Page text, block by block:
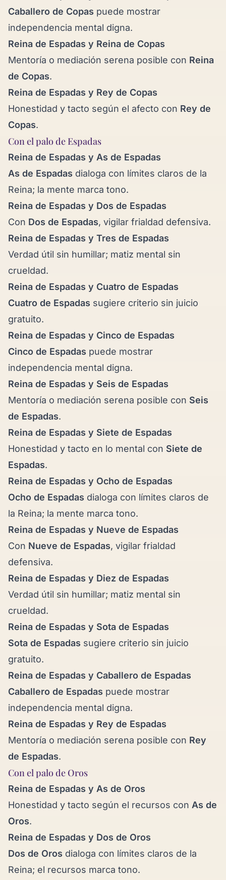
Caballero de Copas puede mostrar
independencia mental digna.
Reina de Espadas y Reina de Copas
Mentoría o mediación serena posible con Reina
de Copas.
Reina de Espadas y Rey de Copas
Honestidad y tacto según el afecto con Rey de
Copas.
Con el palo de Espadas
Reina de Espadas y As de Espadas
As de Espadas dialoga con límites claros de la
Reina; la mente marca tono.
Reina de Espadas y Dos de Espadas
Con Dos de Espadas, vigilar frialdad defensiva.
Reina de Espadas y Tres de Espadas
Verdad útil sin humillar; matiz mental sin
crueldad.
Reina de Espadas y Cuatro de Espadas
Cuatro de Espadas sugiere criterio sin juicio
gratuito.
Reina de Espadas y Cinco de Espadas
Cinco de Espadas puede mostrar
independencia mental digna.
Reina de Espadas y Seis de Espadas
Mentoría o mediación serena posible con Seis
de Espadas.
Reina de Espadas y Siete de Espadas
Honestidad y tacto en lo mental con Siete de
Espadas.
Reina de Espadas y Ocho de Espadas
Ocho de Espadas dialoga con límites claros de
la Reina; la mente marca tono.
Reina de Espadas y Nueve de Espadas
Con Nueve de Espadas, vigilar frialdad
defensiva.
Reina de Espadas y Diez de Espadas
Verdad útil sin humillar; matiz mental sin
crueldad.
Reina de Espadas y Sota de Espadas
Sota de Espadas sugiere criterio sin juicio
gratuito.
Reina de Espadas y Caballero de Espadas
Caballero de Espadas puede mostrar
independencia mental digna.
Reina de Espadas y Rey de Espadas
Mentoría o mediación serena posible con Rey
de Espadas.
Con el palo de Oros
Reina de Espadas y As de Oros
Honestidad y tacto según el recursos con As de
Oros.
Reina de Espadas y Dos de Oros
Dos de Oros dialoga con límites claros de la
Reina; el recursos marca tono.